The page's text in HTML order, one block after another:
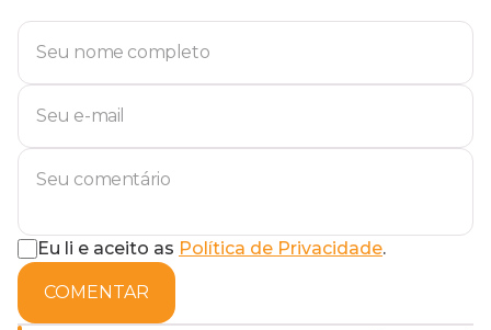
Eu li e aceito as Política de Privacidade.
COMENTAR